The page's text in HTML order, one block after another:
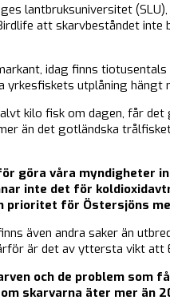
lantbruksuniversitet
att skarvbeståndet
idag finns
utplåning hängt
kilo fisk om dagen, får
än det gotländska
göra våra myndigheter
inte det för
prioritet för Östersjöns
även andra saker än
är det av yttersta vikt
och de problem som
skarvarna äter mer än